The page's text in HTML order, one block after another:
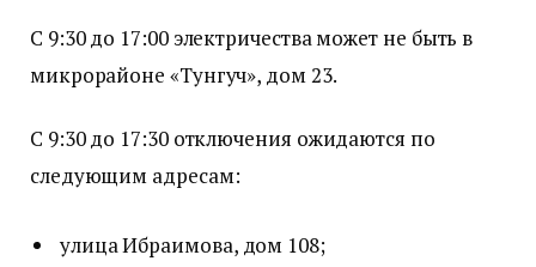
С 9:30 до 17:00 электричества может не быть в
микрорайоне «Тунгуч», дом 23.
С 9:30 до 17:30 отключения ожидаются по
следующим адресам:
улица Ибраимова, дом 108;